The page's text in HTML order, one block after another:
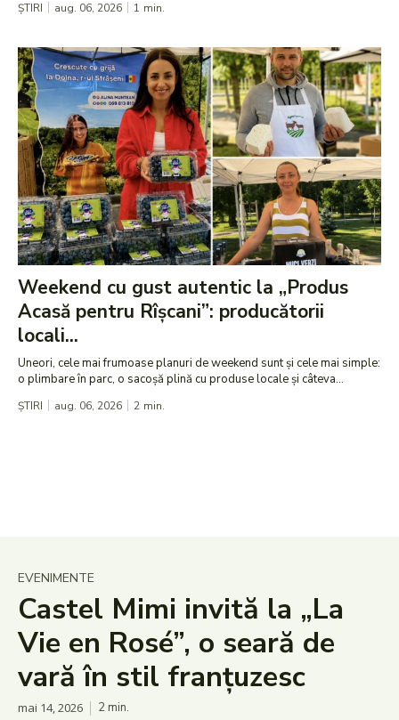
ȘTIRI aug. 06, 2026 1 min.
Weekend cu gust autentic la „Produs
Acasă pentru Rîșcani”: producătorii
locali...
Uneori, cele mai frumoase planuri de weekend sunt și cele mai simple:
o plimbare în parc, o sacoșă plină cu produse locale și câteva...
ȘTIRI aug. 06, 2026 2 min.